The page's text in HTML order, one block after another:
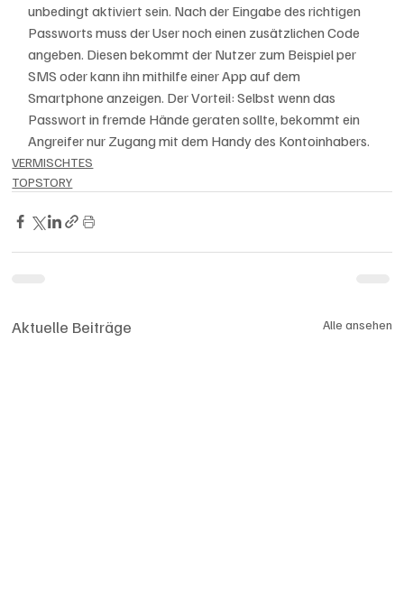
unbedingt aktiviert sein. Nach der Eingabe des richtigen
Passworts muss der User noch einen zusätzlichen Code
angeben. Diesen bekommt der Nutzer zum Beispiel per
SMS oder kann ihn mithilfe einer App auf dem
Smartphone anzeigen. Der Vorteil: Selbst wenn das
Passwort in fremde Hände geraten sollte, bekommt ein
Angreifer nur Zugang mit dem Handy des Kontoinhabers.
VERMISCHTES
TOPSTORY
Aktuelle Beiträge Alle ansehen